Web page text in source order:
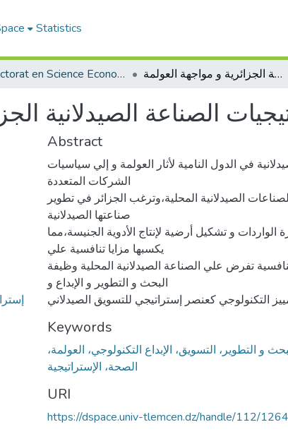
Statistics
Doctorat en Science Economique إستراتيجيات الصناعة الصيدلانية الجزائرية و مواجهة العولمة
الصناعة الصيدلانية
Abstract
في الدول النامية لأثار العولمة و إلي سياسيات
الشركات المتعددة
الصيدلانية المحلية،وترغب الجزائر في تطوير
صناعتها الصيدلانية
الواردات و تشكيل أرضية لإنتاج الأدوية الجنيسة،مما
يكسبها مزايا تنافسية علي
تفرض علي الصناعة الصيدلانية المحلية وظيفة
البحث و التطوير و الإبداع و
Keywords
و التطوير، التسويق، الإبداع التكنولوجي، العولمة،
الصحة، الإستراتيجية
URI
https://dspace.univ-tlemcen.dz/handle/112/